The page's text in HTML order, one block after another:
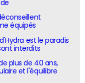
équipés
est le paradis
interdits
plus de 40 ans,
et l'équilibre